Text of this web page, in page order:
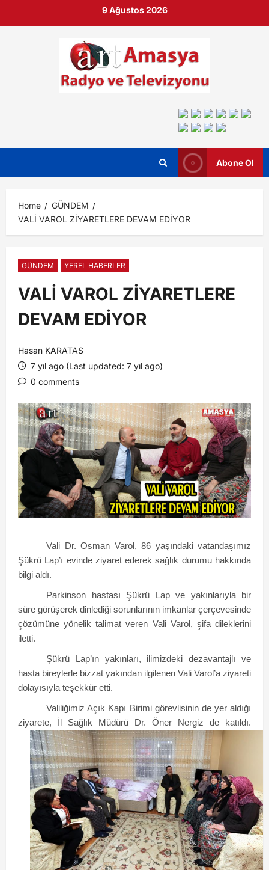
9 Ağustos 2026
Abone Ol
Home
GÜNDEM
VALİ VAROL ZİYARETLERE DEVAM EDİYOR
GÜNDEM YEREL HABERLER
VALİ VAROL ZİYARETLERE
DEVAM EDİYOR
Hasan KARATAS
7 yıl ago (Last updated: 7 yıl ago)
0 comments
Vali Dr. Osman Varol, 86 yaşındaki vatandaşımız
Şükrü Lap’ı evinde ziyaret ederek sağlık durumu hakkında
bilgi aldı.
Parkinson hastası Şükrü Lap ve yakınlarıyla bir
süre görüşerek dinlediği sorunlarının imkanlar çerçevesinde
çözümüne yönelik talimat veren Vali Varol, şifa dileklerini
iletti.
Şükrü Lap’ın yakınları, ilimizdeki dezavantajlı ve
hasta bireylerle bizzat yakından ilgilenen Vali Varol’a ziyareti
dolayısıyla teşekkür etti.
Valiliğimiz Açık Kapı Birimi görevlisinin de yer aldığı
ziyarete, İl Sağlık Müdürü Dr. Öner Nergiz de katıldı.